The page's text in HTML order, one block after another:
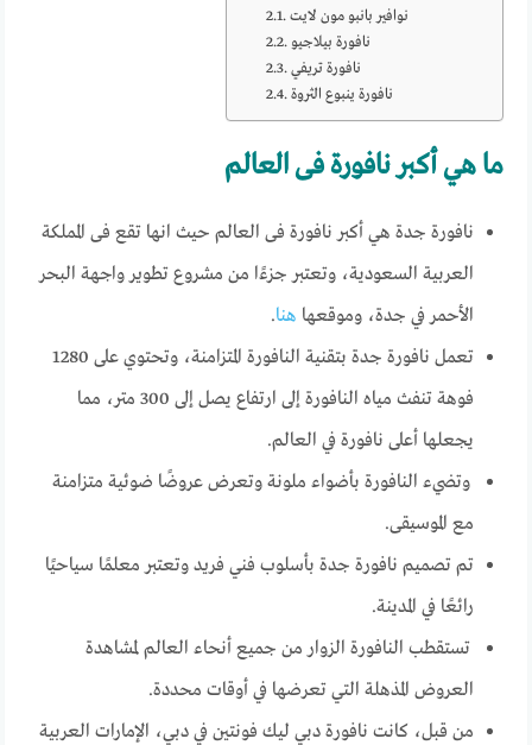
نوافير بانبو مون لايت
نافورة بيلاجيو
نافورة تريفي
نافورة ينبوع الثروة
ما هي أكبر نافورة فى العالم
نافورة جدة هي أكبر نافورة فى العالم حيث انها تقع فى المملكة
العربية السعودية، وتعتبر جزءًا من مشروع تطوير واجهة البحر
الأحمر في جدة، وموقعها هنا.
تعمل نافورة جدة بتقنية النافورة المتزامنة، وتحتوي على 1280
فوهة تنفث مياه النافورة إلى ارتفاع يصل إلى 300 متر، مما
يجعلها أعلى نافورة في العالم.
وتضيء النافورة بأضواء ملونة وتعرض عروضًا ضوئية متزامنة
مع الموسيقى.
تم تصميم نافورة جدة بأسلوب فني فريد وتعتبر معلمًا سياحيًا
رائعًا في المدينة.
تستقطب النافورة الزوار من جميع أنحاء العالم لمشاهدة
العروض المذهلة التي تعرضها في أوقات محددة.
من قبل، كانت نافورة دبي ليك فونتين في دبي، الإمارات العربية